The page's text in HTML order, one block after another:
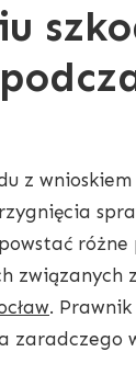
z wnioskiem
różne
związanych
.
zaradczego